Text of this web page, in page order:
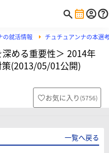
の就活情報 チュチュアンナの本選
める重要性＞ 2014年
(2013/05/01公開)
お気に入り (5756)
一覧へ戻る